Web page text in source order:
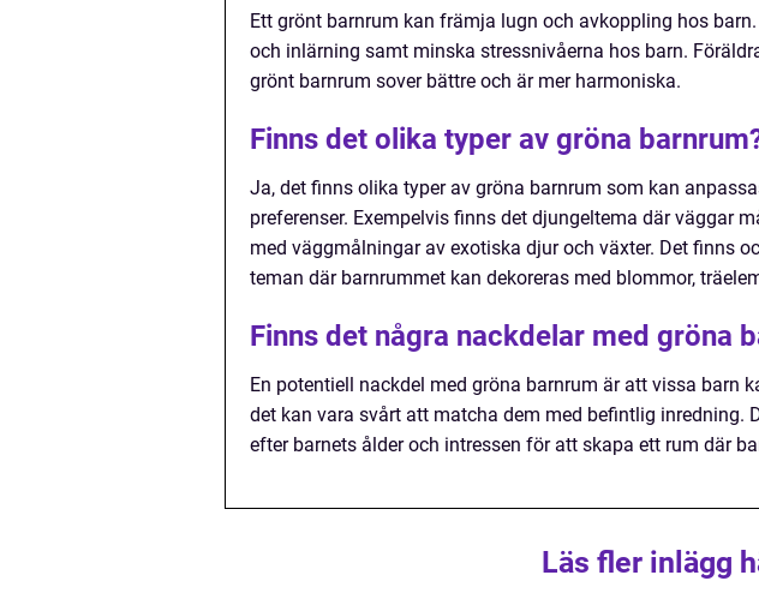
Ett grönt barnrum kan främja lugn och avkoppling hos
och inlärning samt minska stressnivåerna hos barn.
grönt barnrum sover bättre och är mer harmoniska.
Finns det olika typer av gröna
Ja, det finns olika typer av gröna barnrum som kan
preferenser. Exempelvis finns det djungeltema där väggar
med väggmålningar av exotiska djur och växter. Det finns
teman där barnrummet kan dekoreras med blommor,
Finns det några nackdelar med gröna
En potentiell nackdel med gröna barnrum är att vissa barn
det kan vara svårt att matcha dem med befintlig inredning.
efter barnets ålder och intressen för att skapa ett rum där
Läs fler inlägg